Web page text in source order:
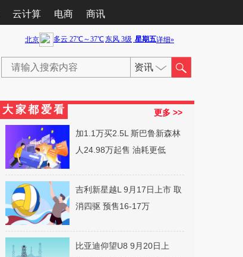
云计算 电商 商讯
资讯
大 家都 爱看 更多 >>
加1.1万买2.5L 斯巴鲁新森林
人24.98万起售 油耗更低
吉利新星越L 9月17日上市 取
消四驱 预售16-17万
比亚迪仰望U8 9月20日上